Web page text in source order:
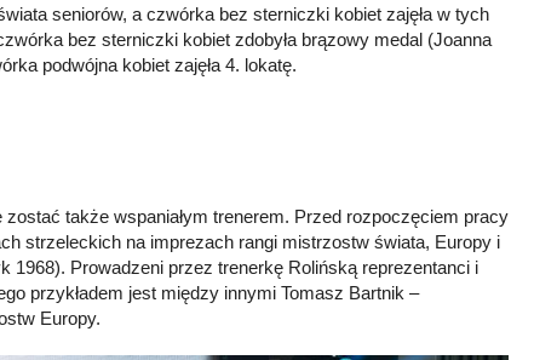
seniorów, a czwórka bez sterniczki kobiet zajęła w tych
bez sterniczki kobiet zdobyła brązowy medal (Joanna
podwójna kobiet zajęła 4. lokatę.
także wspaniałym trenerem. Przed rozpoczęciem pracy
strzeleckich na imprezach rangi mistrzostw świata, Europy i
1968). Prowadzeni przez trenerkę Rolińską reprezentanci i
przykładem jest między innymi Tomasz Bartnik –
Europy.